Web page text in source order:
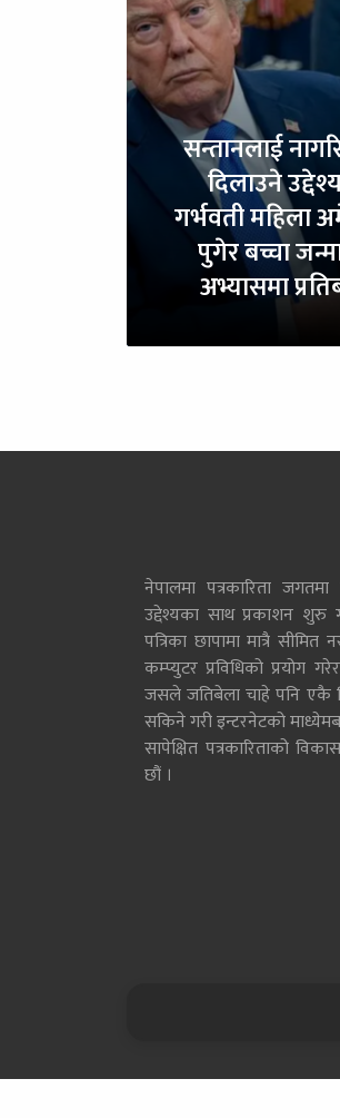
सन्तानलाई
दिलाउने
गर्भवती महिला
पुगेर बच्चा
अभ्यासमा
नेपालमा पत्रकारिता
उद्देश्यका साथ प्रकाशन शुरु
पत्रिका छापामा मात्रै
कम्प्युटर प्रविधिको प्रयोग
जसले जतिबेला चाहे पनि एकै
सकिने गरी इन्टरनेटको
सापेक्षित पत्रकारिताको
छौं ।